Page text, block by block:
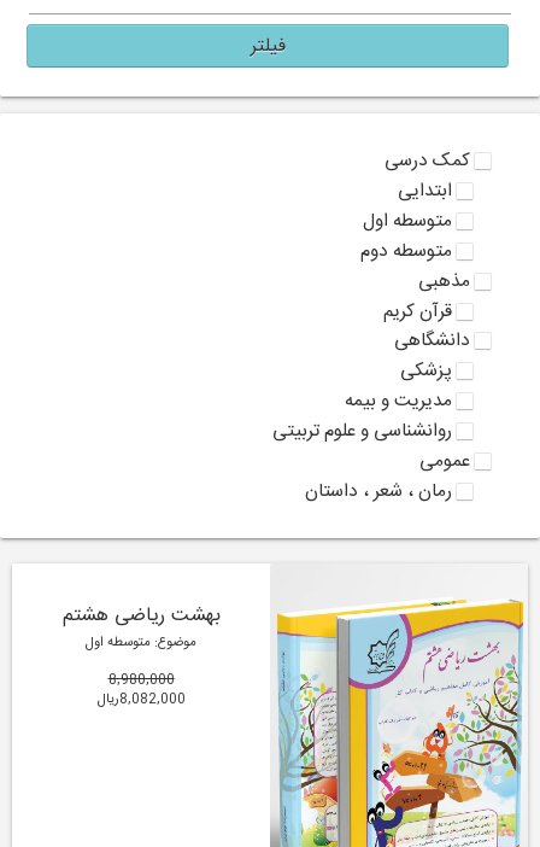
فیلتر
کمک درسی
ابتدایی
متوسطه اول
متوسطه دوم
مذهبی
قرآن کریم
دانشگاهی
پزشکی
مدیریت و بیمه
روانشناسی و علوم تربیتی
عمومی
رمان ، شعر ، داستان
بهشت ریاضی هشتم
موضوع: متوسطه اول
8,980,000
8,082,000ریال